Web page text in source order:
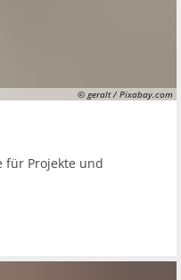
© geralt / Pixabay.com
für Projekte und